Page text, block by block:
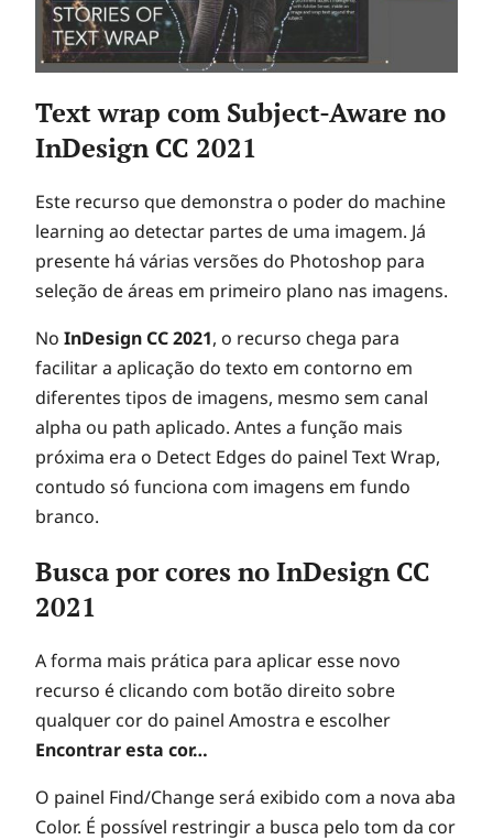
Text wrap com Subject-Aware no
InDesign CC 2021
Este recurso que demonstra o poder do machine
learning ao detectar partes de uma imagem. Já
presente há várias versões do Photoshop para
seleção de áreas em primeiro plano nas imagens.
No InDesign CC 2021, o recurso chega para
facilitar a aplicação do texto em contorno em
diferentes tipos de imagens, mesmo sem canal
alpha ou path aplicado. Antes a função mais
próxima era o Detect Edges do painel Text Wrap,
contudo só funciona com imagens em fundo
branco.
Busca por cores no InDesign CC
2021
A forma mais prática para aplicar esse novo
recurso é clicando com botão direito sobre
qualquer cor do painel Amostra e escolher
Encontrar esta cor…
O painel Find/Change será exibido com a nova aba
Color. É possível restringir a busca pelo tom da cor